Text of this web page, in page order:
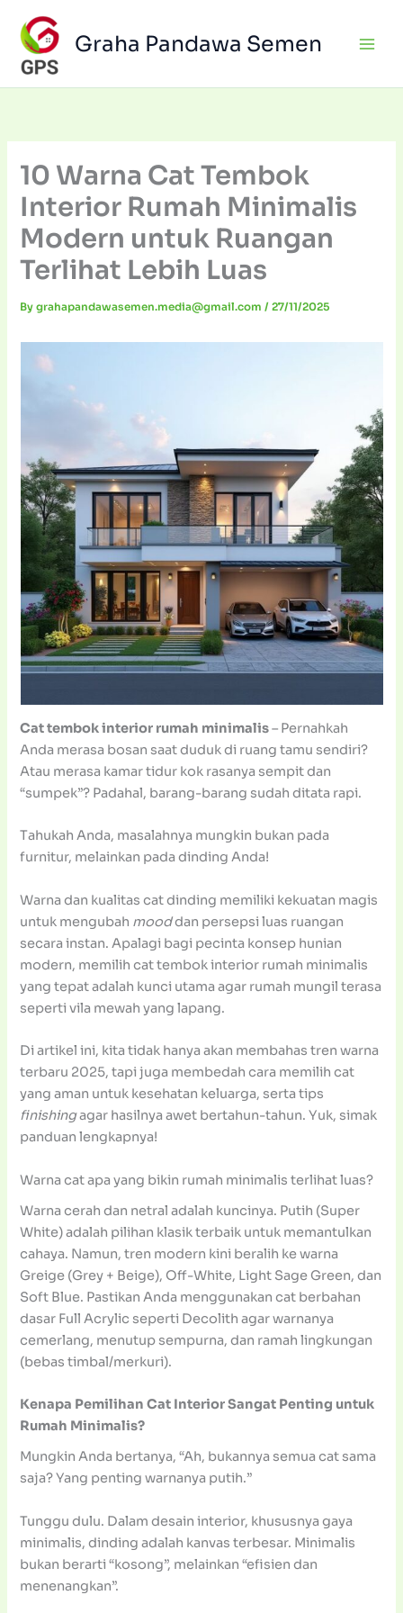
content
Graha Pandawa Semen
10 Warna Cat Tembok
Interior Rumah Minimalis
Modern untuk Ruangan
Terlihat Lebih Luas
Bygrahapandawasemen.media@gmail.com/27/11/2025
Cat tembok interior rumah minimalis– Pernahkah
Anda merasa bosan saat duduk di ruang tamu sendiri?
Atau merasa kamar tidur kok rasanya sempit dan
“sumpek”? Padahal, barang-barang sudah ditata rapi.
Tahukah Anda, masalahnya mungkin bukan pada
furnitur, melainkan pada dinding Anda!
Warna dan kualitas cat dinding memiliki kekuatan magis
untuk mengubah mooddan persepsi luas ruangan
secara instan. Apalagi bagi pecinta konsep hunian
modern, memilih cat tembok interior rumah minimalis
yang tepat adalah kunci utama agar rumah mungil terasa
seperti vila mewah yang lapang.
Di artikel ini, kita tidak hanya akan membahas tren warna
terbaru 2025, tapi juga membedah cara memilih cat
yang aman untuk kesehatan keluarga, serta tips
finishingagar hasilnya awet bertahun-tahun. Yuk, simak
panduan lengkapnya!
Warna cat apa yang bikin rumah minimalis terlihat luas?
Warna cerah dan netral adalah kuncinya. Putih (Super
White) adalah pilihan klasik terbaik untuk memantulkan
cahaya. Namun, tren modern kini beralih ke warna
Greige (Grey + Beige), Off-White, Light Sage Green, dan
Soft Blue. Pastikan Anda menggunakan cat berbahan
dasar Full Acrylic seperti Decolith agar warnanya
cemerlang, menutup sempurna, dan ramah lingkungan
(bebas timbal/merkuri).
Kenapa Pemilihan Cat Interior Sangat Penting untuk
Rumah Minimalis?
Mungkin Anda bertanya, “Ah, bukannya semua cat sama
saja? Yang penting warnanya putih.”
Tunggu dulu. Dalam desain interior, khususnya gaya
minimalis, dinding adalah kanvas terbesar. Minimalis
bukan berarti “kosong”, melainkan “efisien dan
menenangkan”.